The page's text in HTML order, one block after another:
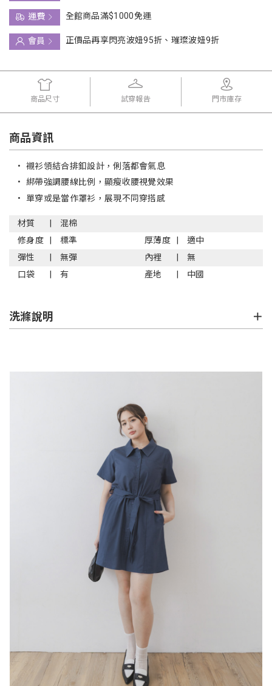
運費
全館商品滿$1000免運
會員
正價品再享閃亮波妞95折、璀璨波妞9折
商品尺寸 試穿報告 門市庫存
商品資訊
• 襯衫領結合排釦設計，俐落都會氣息
• 綁帶強調腰線比例，顯瘦收腰視覺效果
• 單穿或是當作罩衫，展現不同穿搭感
材質
混棉
修身度
標準 厚薄度
適中
彈性
無彈 內裡
無
口袋
有 產地 中國
洗滌說明